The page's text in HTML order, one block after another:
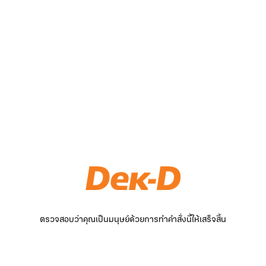
ตรวจสอบว่าคุณเป็นมนุษย์ด้วยการทำคำสั่งนี้ให้เสร็จสิ้น